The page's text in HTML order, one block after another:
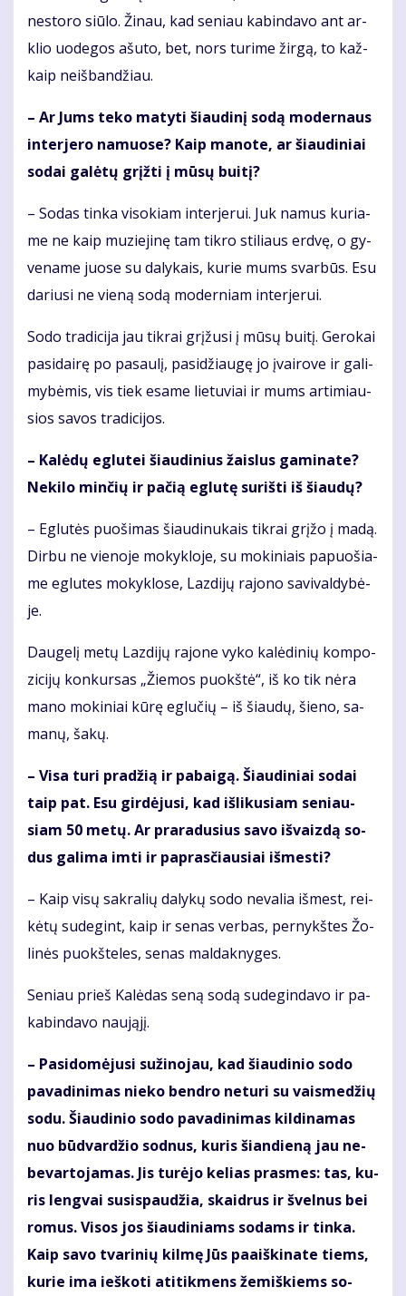
ne­sto­ro siū­lo. Ži­nau, kad se­niau ka­bin­da­vo ant ar­
klio uo­de­gos ašu­to, bet, nors tu­ri­me žir­gą, to kaž­
kaip ne­iš­ban­džiau.
– Ar Jums te­ko ma­ty­ti šiau­di­nį so­dą mo­der­naus
in­ter­je­ro na­muo­se? Kaip ma­no­te, ar šiau­di­niai
so­dai ga­lė­tų grįž­ti į mū­sų bui­tį?
– So­das tin­ka vi­so­kiam in­ter­je­rui. Juk na­mus ku­ria­
me ne kaip mu­zie­ji­nę tam tik­ro sti­liaus erd­vę, o gy­
ve­na­me juo­se su da­ly­kais, ku­rie mums svar­būs. Esu
da­riu­si ne vie­ną so­dą mo­der­niam in­ter­je­rui.
So­do tra­di­ci­ja jau tik­rai grį­žu­si į mū­sų bui­tį. Ge­ro­kai
pa­si­dai­rę po pa­sau­lį, pa­si­džiau­gę jo įvai­ro­ve ir ga­li­
my­bė­mis, vis tiek esa­me lie­tu­viai ir mums ar­ti­miau­
sios sa­vos tra­di­ci­jos.
– Ka­lė­dų eg­lu­tei šiau­di­nius žais­lus ga­mi­na­te?
Ne­ki­lo min­čių ir pa­čią eg­lu­tę su­riš­ti iš šiau­dų?
– Eg­lu­tės puo­ši­mas šiau­di­nu­kais tik­rai grį­žo į ma­dą.
Dir­bu ne vie­no­je mo­kyk­lo­je, su mo­ki­niais pa­puo­šia­
me eg­lu­tes mo­kyk­lo­se, Laz­di­jų ra­jo­no sa­vi­val­dy­bė­
je.
Dau­ge­lį me­tų Laz­di­jų ra­jo­ne vy­ko ka­lė­di­nių kom­po­
zi­ci­jų kon­kur­sas „Žie­mos puokš­tė“, iš ko tik nė­ra
ma­no mo­ki­niai kū­rę eg­lu­čių – iš šiau­dų, šie­no, sa­
ma­nų, ša­kų.
– Vi­sa tu­ri pra­džią ir pa­bai­gą. Šiau­di­niai so­dai
taip pat. Esu gir­dė­ju­si, kad iš­li­ku­siam se­niau­
siam 50 me­tų. Ar pra­ra­du­sius sa­vo iš­vaiz­dą so­
dus ga­li­ma im­ti ir pa­pras­čiau­siai iš­mes­ti?
– Kaip vi­sų sak­ra­lių da­ly­kų so­do ne­va­lia iš­mest, rei­
kė­tų su­de­gint, kaip ir se­nas ver­bas, per­nykš­tes Žo­
li­nės puokš­te­les, se­nas mal­dak­ny­ges.
Se­niau prieš Ka­lė­das se­ną so­dą su­de­gin­da­vo ir pa­
ka­bin­da­vo nau­ją­jį.
– Pa­si­do­mė­ju­si su­ži­no­jau, kad šiau­di­nio so­do
pa­va­di­ni­mas nie­ko ben­dro ne­tu­ri su vais­me­džių
so­du. Šiau­di­nio so­do pa­va­di­ni­mas kil­di­na­mas
nuo būd­var­džio sod­nus, ku­ris šian­die­ną jau ne­
be­var­to­ja­mas. Jis tu­rė­jo ke­lias pras­mes: tas, ku­
ris leng­vai su­si­spau­džia, skaid­rus ir švel­nus bei
ro­mus. Vi­sos jos šiau­di­niams so­dams ir tin­ka.
Kaip sa­vo tva­ri­nių kil­mę Jūs pa­aiš­ki­na­te tiems,
ku­rie ima ieš­ko­ti ati­tik­mens že­miš­kiems so­